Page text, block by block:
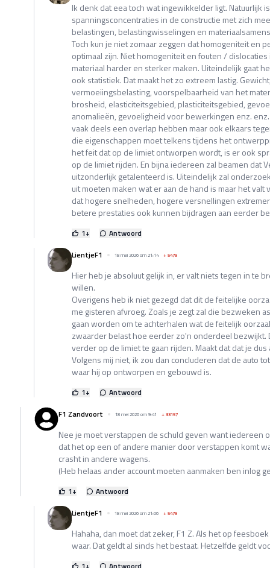
Ik denk dat eea toch wat ingewikkelder ligt. Natuurlijk
spanningsconcentraties in de constructie met zich
belastingen, belastingwisselingen en
Toch kun je niet zomaar zeggen dat homogeniteit en
optimaal zijn. Niet homogeniteit en fouten /
materiaal harder en sterker maken. Uiteindelijk gaat
ook statistiek. Dat maakt het zo extreem lastig.
vermoeiingsbelasting, voorspelbaarheid van het
brosheid, elasticiteitsgebied, plasticiteitsgebied,
anomalieën, gevoeligheid voor bewerkingen enz.
vaak deels een overlap hebben maar ook elkaars
die eigenschappen moet telkens tijdens het
het feit dat op de limiet ontworpen wordt, is er ook
op de limiet rijden. En bijna iedereen zal beamen dat
uitzonderlijk getalenteerd is. Uiteindelijk zal
uit moeten maken wat er aan de hand is maar het
dat hogere snelheden, hogere versnellingen
betere prestaties ook kunnen bijdragen aan eerder
1+
Antwoord
LientjeF1
18 mei 2026 om 21:14 +5479
Hier heb je absoluut gelijk in, er valt niets tegen in te
willen.
Overigens heb ik niet gezegd dat dit de feitelijke
me gisteren afvroeg. Zoals je zegt zal die bezweken
gaan worden om te achterhalen wat de feitelijk
zwaarder belast hoe eerder zo'n onderdeel bezwijkt.
verder op de limiet te gaan rijden. Maakt dat dat je
Volgens mij niet, ik zou dan concluderen dat de auto
waar hij op ontworpen en gebouwd is.
1+
Antwoord
F1 Zandvoort
18 mei 2026 om 9:41 +33157
Nee je moet verstappen de schuld geven want iedereen
dat het op een of andere manier door verstappen komt
crasht in andere wagens.
(Heb helaas ander account moeten aanmaken ben inlog
1+
Antwoord
LientjeF1
18 mei 2026 om 21:06 +5479
Hahaha, dan moet dat zeker, F1 Z. Als het op
waar. Dat geldt al sinds het bestaat. Hetzelfde geldt
1+ Antwoord